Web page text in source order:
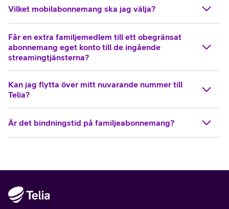
Vilket mobilabonnemang ska jag välja?
Får en extra familjemedlem till ett obegränsat
abonnemang eget konto till de ingående
streamingtjänsterna?
Kan jag flytta över mitt nuvarande nummer till
Telia?
Är det bindningstid på familjeabonnemang?